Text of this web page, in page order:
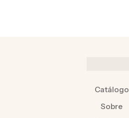
Catálogo
Sobre